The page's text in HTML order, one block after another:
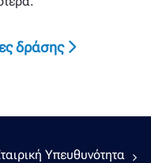
δράσης
Υπευθυνότητα